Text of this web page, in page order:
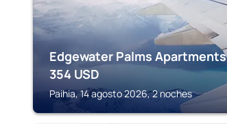
Edgewater Palms Apartments
354 USD
Paihia, 14 agosto 2026, 2 noches